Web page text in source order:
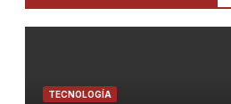
TECNOLOGÍA